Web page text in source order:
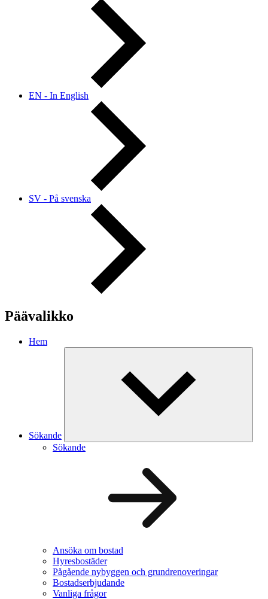
EN - In English
SV - På svenska
Päävalikko
Hem
Sökande
Sökande
Ansöka om bostad
Hyresbostäder
Pågående nybyggen och grundrenoveringar
Bostadserbjudande
Vanliga frågor